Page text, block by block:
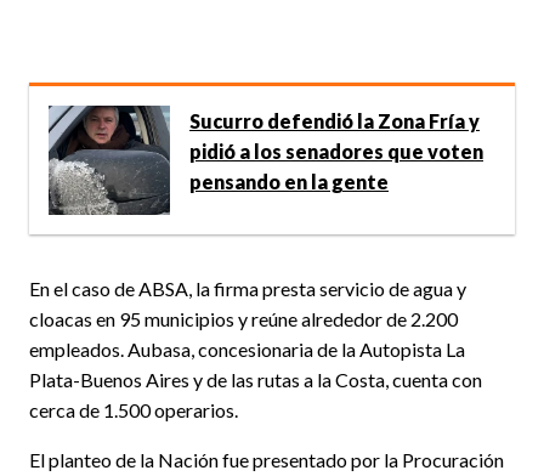
Sucurro defendió la Zona Fría y
pidió a los senadores que voten
pensando en la gente
En el caso de ABSA, la firma presta servicio de agua y
cloacas en 95 municipios y reúne alrededor de 2.200
empleados. Aubasa, concesionaria de la Autopista La
Plata-Buenos Aires y de las rutas a la Costa, cuenta con
cerca de 1.500 operarios.
El planteo de la Nación fue presentado por la Procuración